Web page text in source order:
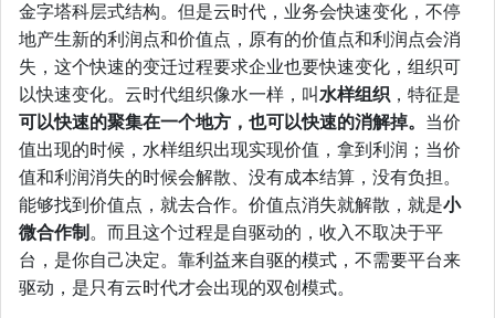
金字塔科层式结构。但是云时代，业务会快速变化，不停
地产生新的利润点和价值点，原有的价值点和利润点会消
失，这个快速的变迁过程要求企业也要快速变化，组织可
以快速变化。云时代组织像水一样，叫 水样组织 ，特征是
可以快速的聚集在一个地方，也可以快速的消解掉。 当价
值出现的时候，水样组织出现实现价值，拿到利润；当价
值和利润消失的时候会解散、没有成本结算，没有负担。
能够找到价值点，就去合作。价值点消失就解散，就是小
微合作制 。而且这个过程是自驱动的，收入不取决于平
台，是你自己决定。靠利益来自驱的模式，不需要平台来
驱动，是只有云时代才会出现的双创模式。